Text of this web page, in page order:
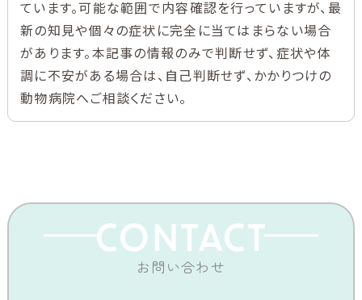
ています。可能な範囲で内容確認を行っていますが、最
新の知見や個々の症状に完全に当てはまらない場合
があります。本記事の情報のみで判断せず、症状や体
調に不安がある場合は、自己判断せず、かかりつけの
動物病院へご相談ください。
CONTACT
お問い合わせ